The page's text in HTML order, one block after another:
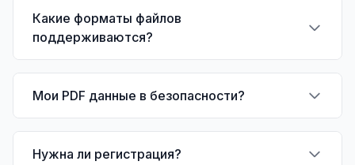
Какие форматы файлов
поддерживаются?
Мои PDF данные в безопасности?
Нужна ли регистрация?